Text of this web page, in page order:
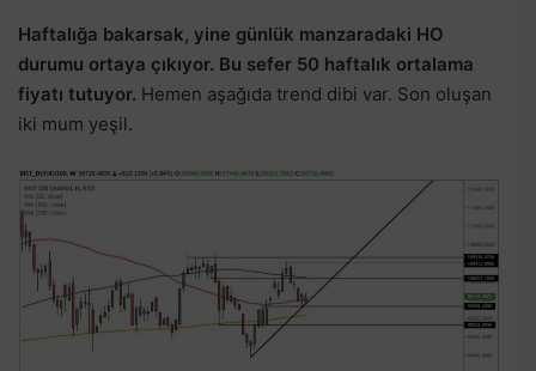
Haftalığa bakarsak, yine günlük manzaradaki HO
durumu ortaya çıkıyor. Bu sefer 50 haftalık ortalama
fiyatı tutuyor. Hemen aşağıda trend dibi var. Son oluşan
iki mum yeşil.